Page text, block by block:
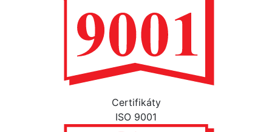
Certifikáty
ISO 9001